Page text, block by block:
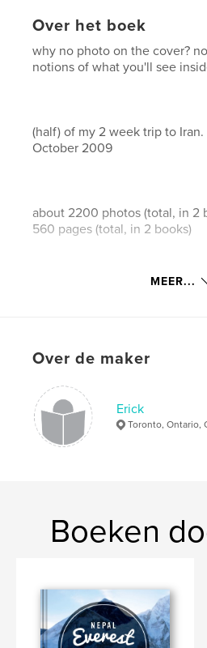
Over het boek
why no photo on the cover?
notions of what you'll see
(half) of my 2 week trip to
October 2009
about 2200 photos (total, in 2
560 pages (total, in 2 books)
details
Hoofdcategorie: Reizen
Projectoptie:
Iran
MEER...
Over de maker
Erick
Toronto, Ontario,
Boeken